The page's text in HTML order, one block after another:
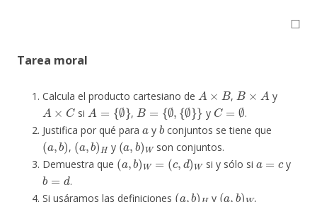
◻
Tarea moral
Calcula el producto cartesiano de
A
,
B×
y
A×C
si
A={∅}
,
B={∅,{∅}}
y
C=∅
.
Justifica por qué para
a
y
b
conjuntos se tiene que
(a,b)
,
(a,b)H
y
(a,b)W
son conjuntos.
Demuestra que
(a,b)W =(c,d)W
si y sólo si y
b=d
.
Si usáramos las definiciones
(a b)
y
(a b)
,